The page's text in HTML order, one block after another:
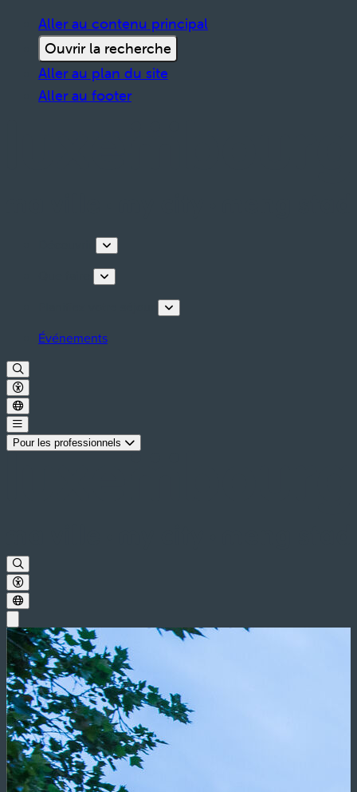
Aller au contenu principal
Ouvrir la recherche
Aller au plan du site
Aller au footer
Événements
Pour les professionnels